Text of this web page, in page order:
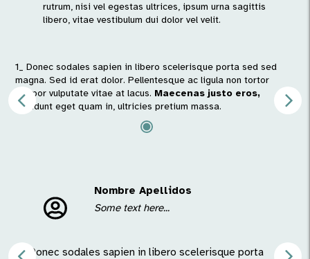
rutrum, nisi vel egestas ultrices, ipsum urna sagittis
libero, vitae vestibulum dui dolor vel velit.
1_ Donec sodales sapien in libero scelerisque porta sed sed
magna. Sed id erat dolor. Pellentesque ac ligula non tortor
tempor vulputate vitae at lacus. Maecenas justo eros,
tincidunt eget quam in, ultricies pretium massa.
Nombre Apellidos
Some text here...
Donec sodales sapien in libero scelerisque porta